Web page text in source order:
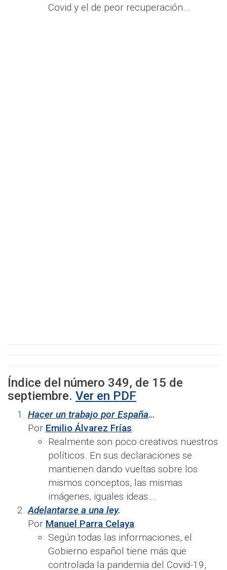
Covid y el de peor recuperación.​​..
Índice del número 349, de 15 de
septiembre. Ver en PDF
Hacer un trabajo por España…
Por Emilio Álvarez Frías.
Realmente son poco creativos nuestros
políticos. En sus declaraciones se
mantienen dando vueltas sobre los
mismos conceptos, las mismas
imágenes, iguales ideas...
Adelantarse a una ley.
Por Manuel Parra Celaya.
Según todas las informaciones, el
Gobierno español tiene más que
controlada la pandemia del Covid-19,